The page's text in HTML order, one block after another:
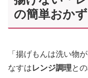
の簡単おかず
「揚げもんは洗い物
なすはレンジ調理と